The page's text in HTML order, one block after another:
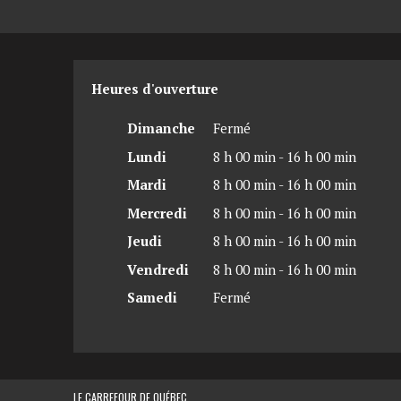
Heures d'ouverture
Dimanche
Fermé
Lundi
8 h 00 min - 16 h 00 min
Mardi
8 h 00 min - 16 h 00 min
Mercredi
8 h 00 min - 16 h 00 min
Jeudi
8 h 00 min - 16 h 00 min
Vendredi
8 h 00 min - 16 h 00 min
Samedi
Fermé
LE CARREFOUR DE QUÉBEC